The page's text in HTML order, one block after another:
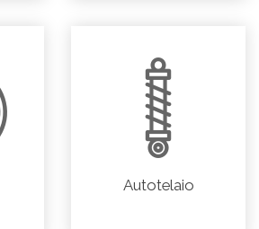
Autotelaio